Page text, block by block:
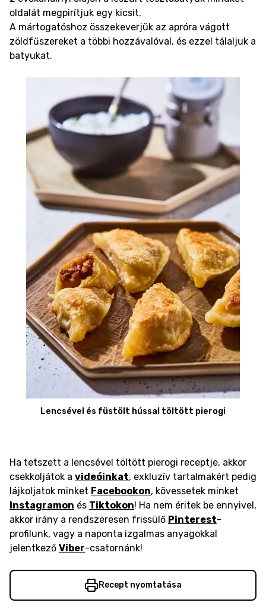
oldalát megpirítjuk egy kicsit.
A mártogatóshoz összekeverjük az apróra vágott
zöldfűszereket a többi hozzávalóval, és ezzel tálaljuk a
batyukat.
Lencsével és füstölt hússal töltött pierogi
Ha tetszett a lencsével töltött pierogi receptje, akkor
csekkoljátok a videóinkat, exkluzív tartalmakért pedig
lájkoljatok minket Facebookon, kövessetek minket
Instagramon és Tiktokon! Ha nem éritek be ennyivel,
akkor irány a rendszeresen frissülő Pinterest-
profilunk, vagy a naponta izgalmas anyagokkal
jelentkező Viber-csatornánk!
Recept nyomtatása